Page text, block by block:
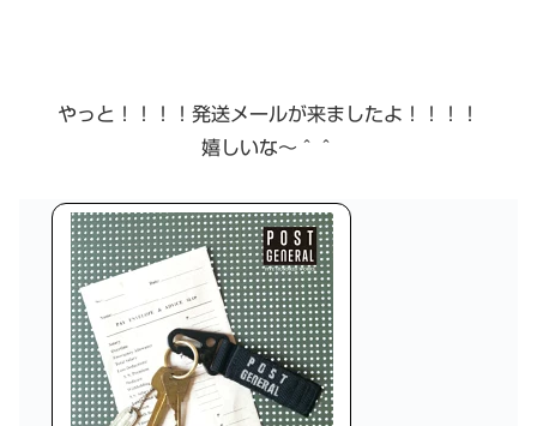
やっと！！！！発送メールが来ましたよ！！！！
嬉しいな〜＾＾